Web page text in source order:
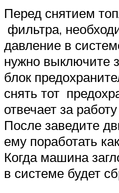
Перед снятием
фильтра,
давление в
нужно выключите
блок
снять тот
отвечает за
После заведите
ему поработать
Когда машина
в системе будет